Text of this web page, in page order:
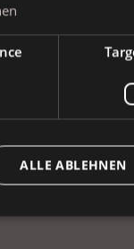
ALLE ABLEHNEN